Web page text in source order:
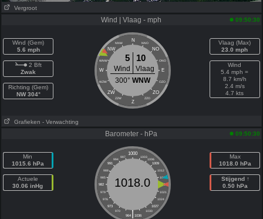
Vergroot
Wind | Vlaag - mph 09:50:30
Wind (Gem)
5.6 mph
2 Bft
Zwak
Richting (Gem)
NW 304°
N
NNW NNO
NW NO
WNW ONO
W E
WZW OZO
ZW ZO
ZZW ZZO
Z
5 10
Wind
Vlaag
300° WNW
Vlaag (Max)
23.0 mph
Wind
5.4 mph =
8.7 km/h
2.4 m/s
4.7 kts
Grafieken - Verwachting
Barometer - hPa 09:50:30
Min
1015.6 hPa
Actuele
30.06 inHg
1000
997 1003
994
1006
991
1009
988
1012
985
1015
982
1018
979
1021
976
1024
973
1027
970
1030
|
964 1036
1018.0
Max
1018.0 hPa
Stijgend ↑
0.50 hPa